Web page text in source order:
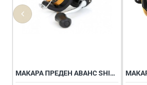
МАКАРА ПРЕДЕН АВАНС SHIMANO FX 2000 FC